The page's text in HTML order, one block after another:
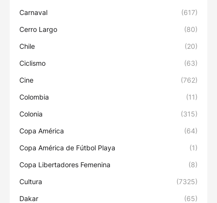
Carnaval (617)
Cerro Largo (80)
Chile (20)
Ciclismo (63)
Cine (762)
Colombia (11)
Colonia (315)
Copa América (64)
Copa América de Fútbol Playa (1)
Copa Libertadores Femenina (8)
Cultura (7325)
Dakar (65)